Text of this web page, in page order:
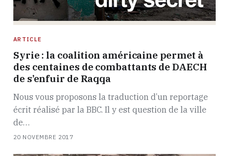
ARTICLE
Syrie : la coalition américaine permet à
des centaines de combattants de DAECH
de s’enfuir de Raqqa
Nous vous proposons la traduction d’un reportage
écrit réalisé par la BBC. Il y est question de la ville
de…
20 NOVEMBRE 2017